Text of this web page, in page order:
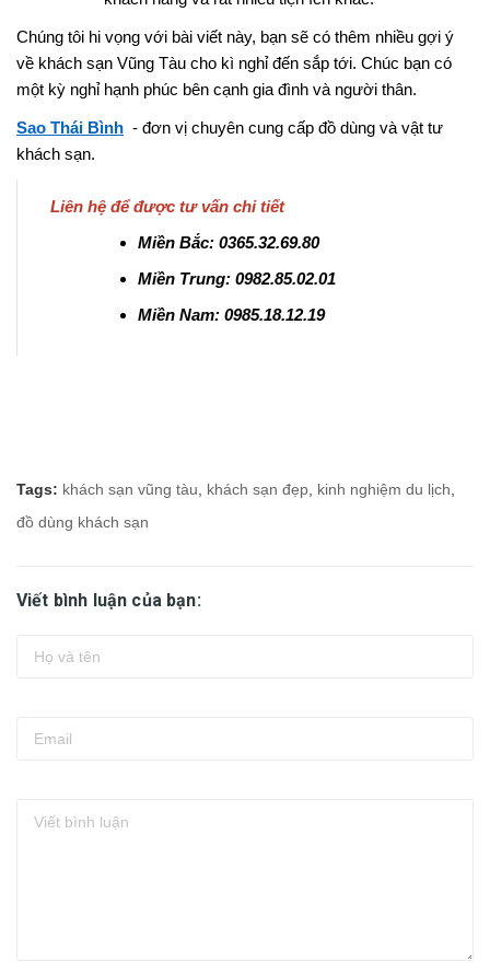
Chúng tôi hi vọng với bài viết này, bạn sẽ có thêm nhiều gợi ý
về khách sạn Vũng Tàu cho kì nghỉ đến sắp tới. Chúc bạn có
một kỳ nghỉ hạnh phúc bên cạnh gia đình và người thân.
Sao Thái Bình - đơn vị chuyên cung cấp đồ dùng và vật tư
khách sạn.
Liên hệ để được tư vấn chi tiết
Miền Bắc: 0365.32.69.80
Miền Trung: 0982.85.02.01
Miền Nam: 0985.18.12.19
Tags: khách sạn vũng tàu khách sạn đẹp kinh nghiệm du lịch
đồ dùng khách sạn
Viết bình luận của bạn: